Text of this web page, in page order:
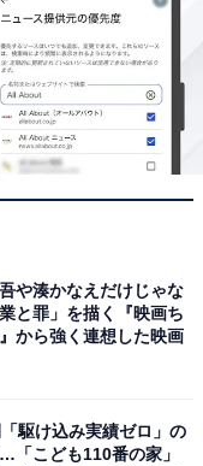
で。クーポンは
した翌日に付与さ
や湊かなえだけじゃな
と罪」を描く『映画ち
から強く連想した映画
駆け込み実績ゼロ」の
「こども110番の家」